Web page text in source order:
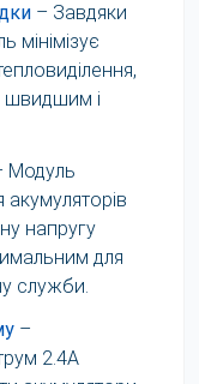
– Завдяки
мінімізує
швидшим і
Модуль
напругу
для
служби.
–
2.4A